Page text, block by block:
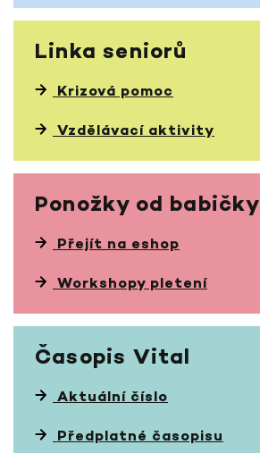
Linkaseniorů
Krizová pomoc
Vzdělávací aktivity
Ponožky od babičky
Přejít na eshop
Workshopy pletení
Časopis Vital
Aktuální číslo
Předplatné časopisu